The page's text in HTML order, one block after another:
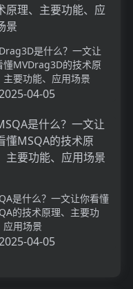
是什么？一文让
懂MVDrag3D的技术原
主要功能、应用场景
04-05
是什么？一文让你看懂
的技术原理、主要功
应用场景
04-05